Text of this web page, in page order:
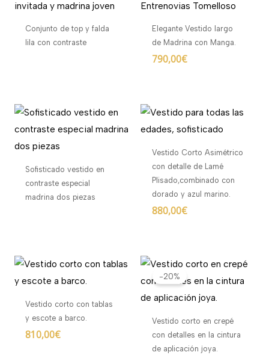
Conjunto de top y falda
lila con contraste
Elegante Vestido largo
de Madrina con Manga.
790,00€
Sofisticado vestido en
contraste especial
madrina dos piezas
Vestido Corto Asimétrico
con detalle de Lamé
Plisado,combinado con
dorado y azul marino.
880,00€
Vestido corto con tablas
y escote a barco.
810,00€
-20%
Vestido corto en crepé
con detalles en la cintura
de aplicación joya.
El
original
era:
El
precio
actual